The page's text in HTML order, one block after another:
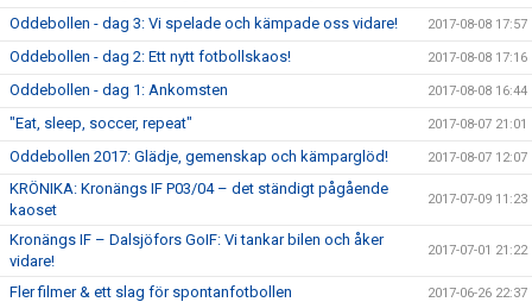
Oddebollen - dag 3: Vi spelade och kämpade oss vidare! 2017-08-08 17:57
Oddebollen - dag 2: Ett nytt fotbollskaos! 2017-08-08 17:16
Oddebollen - dag 1: Ankomsten 2017-08-08 16:44
"Eat, sleep, soccer, repeat" 2017-08-07 21:01
Oddebollen 2017: Glädje, gemenskap och kämparglöd! 2017-08-07 12:07
KRÖNIKA: Kronängs IF P03/04 – det ständigt pågående
kaoset
2017-07-09 11:23
Kronängs IF – Dalsjöfors GoIF: Vi tankar bilen och åker
vidare!
2017-07-01 21:22
Fler filmer & ett slag för spontanfotbollen 2017-06-26 22:37